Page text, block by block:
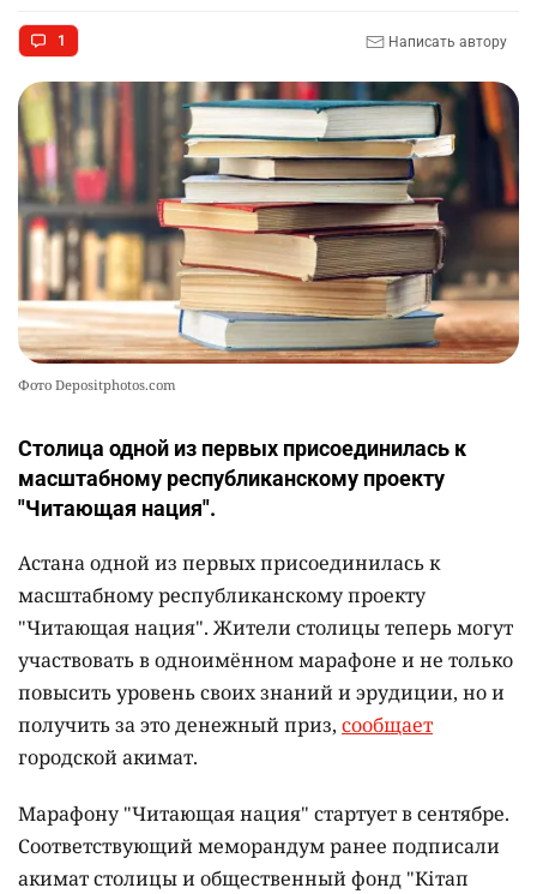
1 Написать автору
Фото Depositphotos.com
Столица одной из первых присоединилась к
масштабному республиканскому проекту
"Читающая нация".
Астана одной из первых присоединилась к
масштабному республиканскому проекту
"Читающая нация". Жители столицы теперь могут
участвовать в одноимённом марафоне и не только
повысить уровень своих знаний и эрудиции, но и
получить за это денежный приз, сообщает
городской акимат.
Марафону "Читающая нация" стартует в сентябре.
Соответствующий меморандум ранее подписали
акимат столицы и общественный фонд "Кітап